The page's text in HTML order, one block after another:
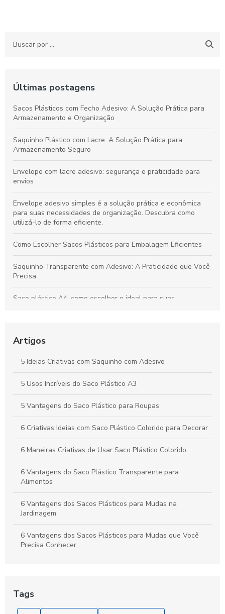
Últimas postagens
Sacos Plásticos com Fecho Adesivo: A Solução Prática para
Armazenamento e Organização
Saquinho Plástico com Lacre: A Solução Prática para
Armazenamento Seguro
Envelope com lacre adesivo: segurança e praticidade para
envios
Envelope adesivo simples é a solução prática e econômica
para suas necessidades de organização. Descubra como
utilizá-lo de forma eficiente.
Como Escolher Sacos Plásticos para Embalagem Eficientes
Saquinho Transparente com Adesivo: A Praticidade que Você
Precisa
Saco plástico A4: como escolher o ideal para suas
corretamente
Vantagens e Aplicações do Saco Polipropileno no Dia a Dia
Artigos
5 Ideias Criativas com Saquinho com Adesivo
5 Usos Incríveis do Saco Plástico A3
5 Vantagens do Saco Plástico para Roupas
6 Criativas Ideias com Saco Plástico Colorido para Decorar
6 Maneiras Criativas de Usar Saco Plástico Colorido
6 Vantagens do Saco Plástico Transparente para
Alimentos
6 Vantagens dos Sacos Plásticos para Mudas na
Jardinagem
6 Vantagens dos Sacos Plásticos para Mudas que Você
Precisa Conhecer
Benefícios do Saco Plástico Transparente
Tags